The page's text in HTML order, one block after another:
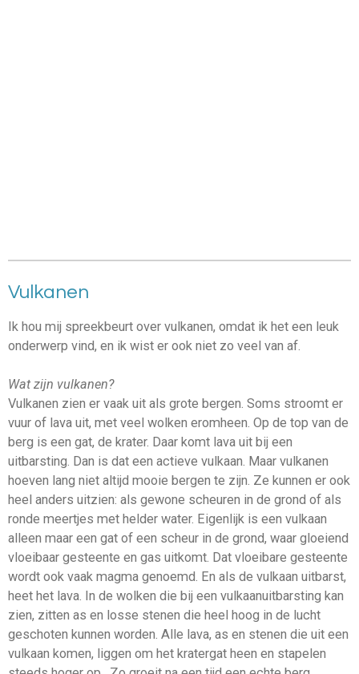
Vulkanen
Ik hou mij spreekbeurt over vulkanen, omdat ik het een leuk
onderwerp vind, en ik wist er ook niet zo veel van af.
Wat zijn vulkanen?
Vulkanen zien er vaak uit als grote bergen. Soms stroomt er
vuur of lava uit, met veel wolken eromheen. Op de top van de
berg is een gat, de krater. Daar komt lava uit bij een
uitbarsting. Dan is dat een actieve vulkaan. Maar vulkanen
hoeven lang niet altijd mooie bergen te zijn. Ze kunnen er ook
heel anders uitzien: als gewone scheuren in de grond of als
ronde meertjes met helder water. Eigenlijk is een vulkaan
alleen maar een gat of een scheur in de grond, waar gloeiend
vloeibaar gesteente en gas uitkomt. Dat vloeibare gesteente
wordt ook vaak magma genoemd. En als de vulkaan uitbarst,
heet het lava. In de wolken die bij een vulkaanuitbarsting kan
zien, zitten as en losse stenen die heel hoog in de lucht
geschoten kunnen worden. Alle lava, as en stenen die uit een
vulkaan komen, liggen om het kratergat heen en stapelen